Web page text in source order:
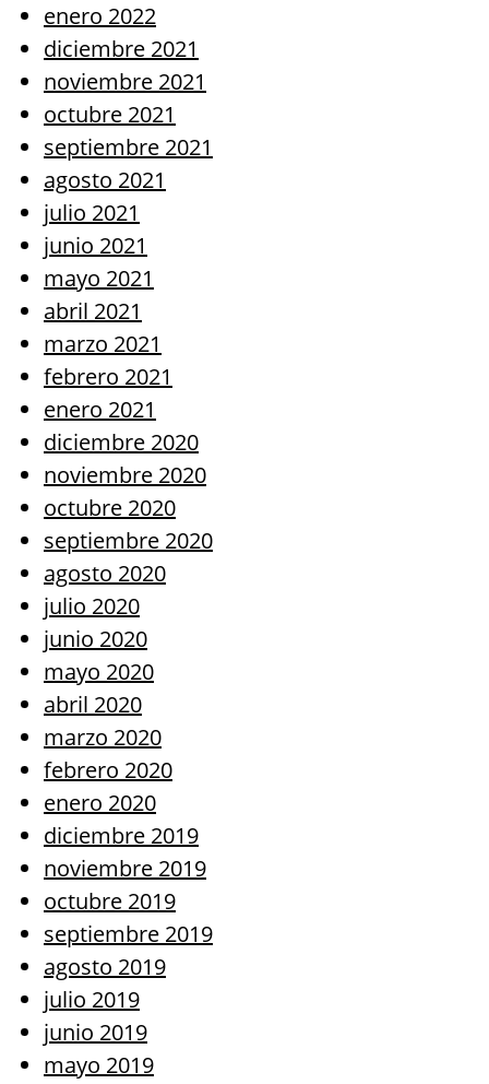
enero 2022
diciembre 2021
noviembre 2021
octubre 2021
septiembre 2021
agosto 2021
julio 2021
junio 2021
mayo 2021
abril 2021
marzo 2021
febrero 2021
enero 2021
diciembre 2020
noviembre 2020
octubre 2020
septiembre 2020
agosto 2020
julio 2020
junio 2020
mayo 2020
abril 2020
marzo 2020
febrero 2020
enero 2020
diciembre 2019
noviembre 2019
octubre 2019
septiembre 2019
agosto 2019
julio 2019
junio 2019
mayo 2019